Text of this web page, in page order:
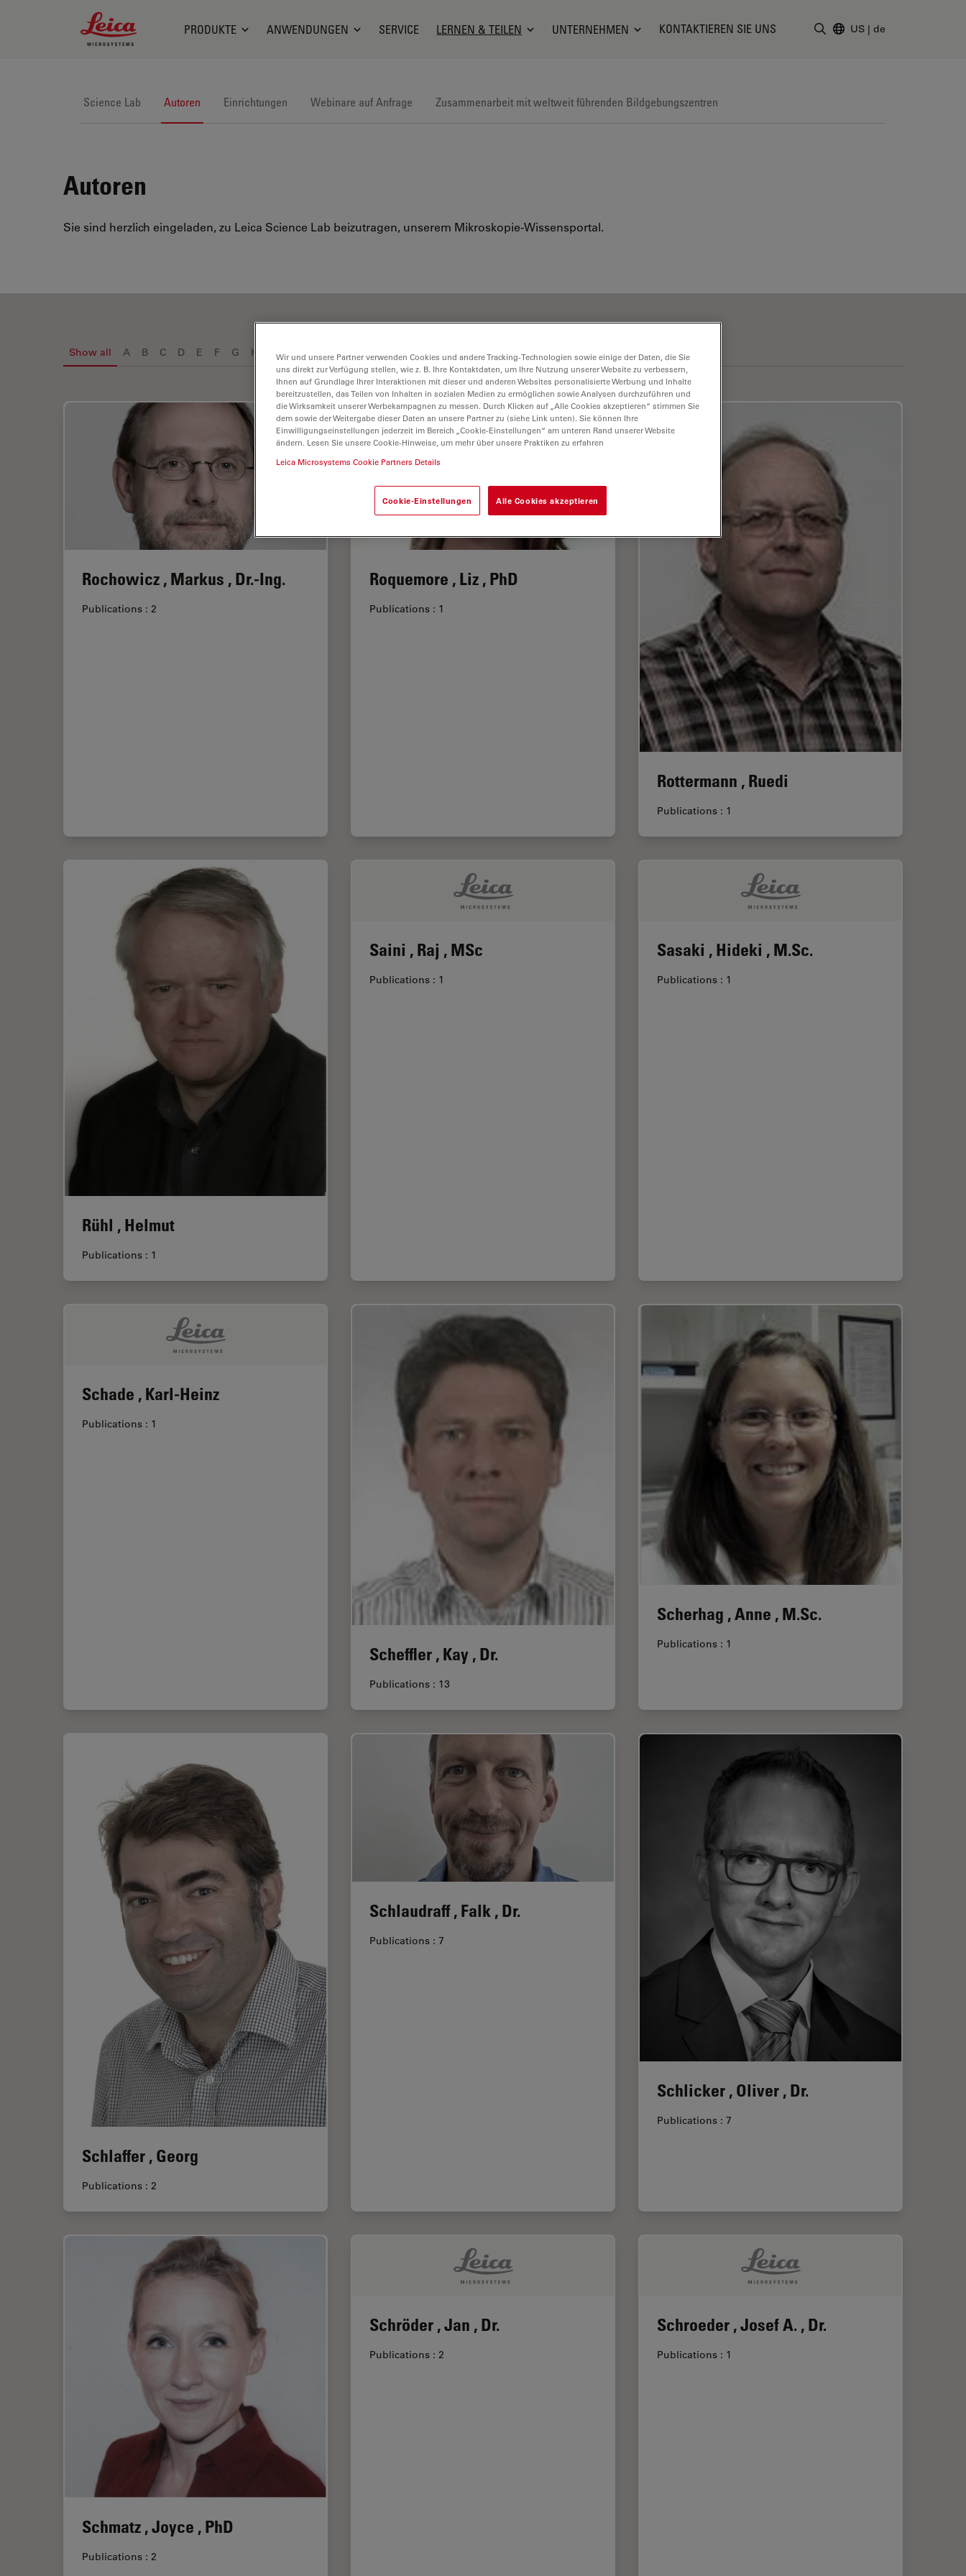
Leica Microsystems Logo
PRODUKTE ANWENDUNGEN SERVICE LERNEN & TEILEN UNTERNEHMEN KONTAKTIEREN SIE UNS US | de
Science Lab Autoren Einrichtungen Webinare auf Anfrage Zusammenarbeit mit weltweit führenden Bildgebungszentren
Autoren
Sie sind herzlich eingeladen, zu Leica Science Lab beizutragen, unserem Mikroskopie-Wissensportal.
Show all A B C D E F G H J K M P R T U V W Z
Rochowicz , Markus , Dr.-Ing.
Publications : 2
Roquemore , Liz , PhD
Publications : 1
Rottermann , Ruedi
Publications : 1
Rühl , Helmut
Publications : 1
Saini , Raj , MSc
Publications : 1
Sasaki , Hideki , M.Sc.
Publications : 1
Schade , Karl-Heinz
Publications : 1
Scheffler , Kay , Dr.
Publications : 13
Scherhag , Anne , M.Sc.
Publications : 1
Schlaffer , Georg
Publications : 2
Schlaudraff , Falk , Dr.
Publications : 7
Schlicker , Oliver , Dr.
Publications : 7
Schmatz , Joyce , PhD
Publications : 2
Schröder , Jan , Dr.
Publications : 2
Schroeder , Josef A. , Dr.
Publications : 1
Wir und unsere Partner verwenden Cookies und andere Tracking-Technologien sowie einige der Daten, die Sie
uns direkt zur Verfügung stellen, wie z. B. Ihre Kontaktdaten, um Ihre Nutzung unserer Website zu verbessern,
Ihnen auf Grundlage Ihrer Interaktionen mit dieser und anderen Websites personalisierte Werbung und Inhalte
bereitzustellen, das Teilen von Inhalten in sozialen Medien zu ermöglichen sowie Analysen durchzuführen und
die Wirksamkeit unserer Werbekampagnen zu messen. Durch Klicken auf „Alle Cookies akzeptieren“ stimmen Sie
dem sowie der Weitergabe dieser Daten an unsere Partner zu (siehe Link unten). Sie können Ihre
Einwilligungseinstellungen jederzeit im Bereich „Cookie-Einstellungen“ am unteren Rand unserer Website
ändern. Lesen Sie unsere Cookie-Hinweise, um mehr über unsere Praktiken zu erfahren
Leica Microsystems Cookie Partners Details
Cookie-Einstellungen Alle Cookies akzeptieren